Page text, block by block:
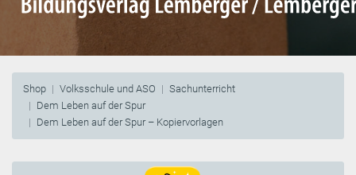
Shop Volksschule und ASO
Sachunterricht
Dem Leben auf der Spur
Dem Leben auf der Spur – Kopiervorlagen